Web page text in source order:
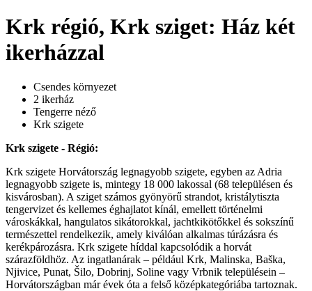
Krk régió, Krk sziget: Ház két
ikerházzal
Csendes környezet
2 ikerház
Tengerre néző
Krk szigete
Krk szigete - Régió:
Krk szigete Horvátország legnagyobb szigete, egyben az Adria
legnagyobb szigete is, mintegy 18 000 lakossal (68 településen és
kisvárosban). A sziget számos gyönyörű strandot, kristálytiszta
tengervizet és kellemes éghajlatot kínál, emellett történelmi
városkákkal, hangulatos sikátorokkal, jachtkikötőkkel és sokszínű
természettel rendelkezik, amely kiválóan alkalmas túrázásra és
kerékpározásra. Krk szigete híddal kapcsolódik a horvát
szárazföldhöz. Az ingatlanárak – például Krk, Malinska, Baška,
Njivice, Punat, Šilo, Dobrinj, Soline vagy Vrbnik településein –
Horvátországban már évek óta a felső középkategóriába tartoznak.